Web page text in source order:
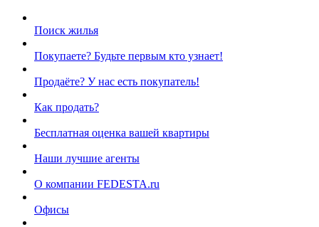
Поиск жилья
Покупаете? Будьте первым кто узнает!
Продаёте? У нас есть покупатель!
Как продать?
Бесплатная оценка вашей квартиры
Наши лучшие агенты
О компании FEDESTA.ru
Офисы